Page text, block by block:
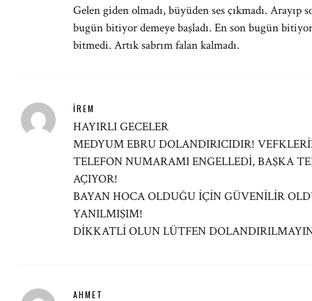
Gelen giden olmadı, büyüden ses çıkmadı. Arayıp
bugün bitiyor demeye başladı. En son bugün
bitmedi. Artık sabrım falan kalmadı.
İREM
HAYIRLI GECELER
MEDYUM EBRU DOLANDIRICIDIR!
TELEFON NUMARAMI ENGELLEDİ, BAŞKA
AÇIYOR!
BAYAN HOCA OLDUĞU İÇİN GÜVENİLİR
YANILMIŞIM!
DİKKATLİ OLUN LÜTFEN
AHMET